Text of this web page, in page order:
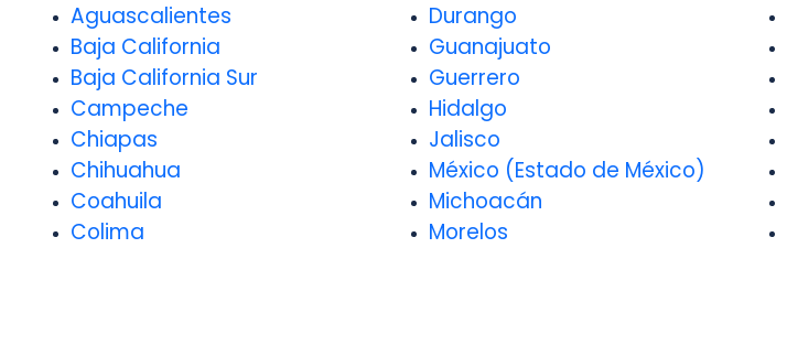
Aguascalientes
Baja California
Baja California Sur
Campeche
Chiapas
Chihuahua
Coahuila
Colima
Durango
Guanajuato
Guerrero
Hidalgo
Jalisco
México (Estado de México)
Michoacán
Morelos